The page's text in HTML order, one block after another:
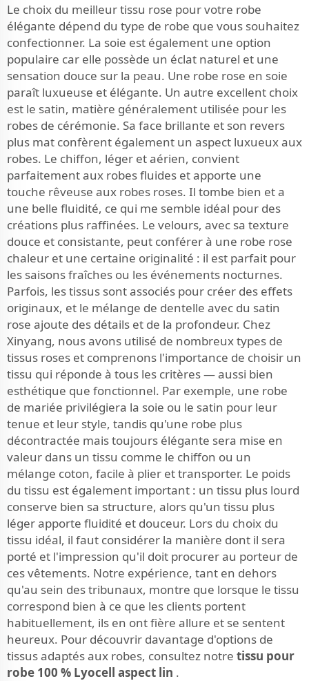
Le choix du meilleur tissu rose pour votre robe
élégante dépend du type de robe que vous souhaitez
confectionner. La soie est également une option
populaire car elle possède un éclat naturel et une
sensation douce sur la peau. Une robe rose en soie
paraît luxueuse et élégante. Un autre excellent choix
est le satin, matière généralement utilisée pour les
robes de cérémonie. Sa face brillante et son revers
plus mat confèrent également un aspect luxueux aux
robes. Le chiffon, léger et aérien, convient
parfaitement aux robes fluides et apporte une
touche rêveuse aux robes roses. Il tombe bien et a
une belle fluidité, ce qui me semble idéal pour des
créations plus raffinées. Le velours, avec sa texture
douce et consistante, peut conférer à une robe rose
chaleur et une certaine originalité : il est parfait pour
les saisons fraîches ou les événements nocturnes.
Parfois, les tissus sont associés pour créer des effets
originaux, et le mélange de dentelle avec du satin
rose ajoute des détails et de la profondeur. Chez
Xinyang, nous avons utilisé de nombreux types de
tissus roses et comprenons l'importance de choisir un
tissu qui réponde à tous les critères — aussi bien
esthétique que fonctionnel. Par exemple, une robe
de mariée privilégiera la soie ou le satin pour leur
tenue et leur style, tandis qu'une robe plus
décontractée mais toujours élégante sera mise en
valeur dans un tissu comme le chiffon ou un
mélange coton, facile à plier et transporter. Le poids
du tissu est également important : un tissu plus lourd
conserve bien sa structure, alors qu'un tissu plus
léger apporte fluidité et douceur. Lors du choix du
tissu idéal, il faut considérer la manière dont il sera
porté et l'impression qu'il doit procurer au porteur de
ces vêtements. Notre expérience, tant en dehors
qu'au sein des tribunaux, montre que lorsque le tissu
correspond bien à ce que les clients portent
habituellement, ils en ont fière allure et se sentent
heureux. Pour découvrir davantage d'options de
tissus adaptés aux robes, consultez notre tissu pour
robe 100 % Lyocell aspect lin .